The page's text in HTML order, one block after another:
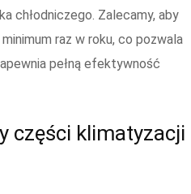
chłodniczego. Zalecamy, aby
raz w roku, co pozwala
pełną efektywność
części klimatyzacji